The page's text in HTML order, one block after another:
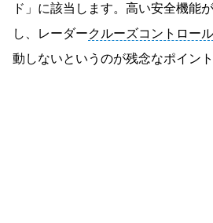
ド」に該当します。高い安全機能
し、レーダークルーズコントロール
動しないというのが残念なポイント